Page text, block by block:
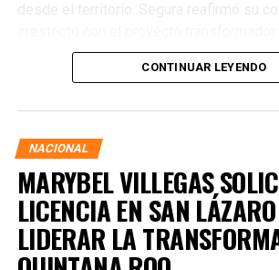
desde el territorio. Segura reafirmó su
presidenta de la República, Claudia
asegurando que la consolidación del
CONTINUAR LEYENDO
NACIONAL
MARYBEL VILLEGAS
LICENCIA EN SAN
LIDERAR LA